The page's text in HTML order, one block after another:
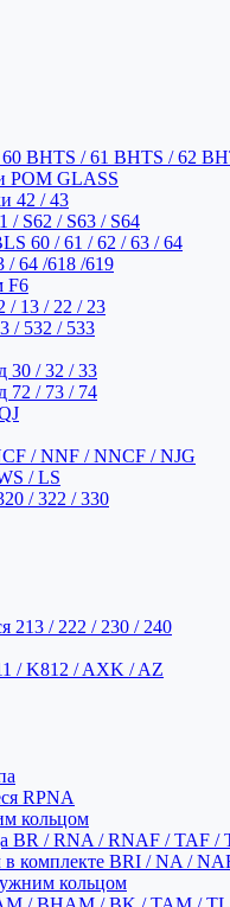
BHTS / 61 BHTS / 62
POM GLASS
42 / 43
S62 / S63 / S64
60 / 61 / 62 / 63 / 64
64 /618 /619
F6
/ 13 / 22 / 23
/ 532 / 533
30 / 32 / 33
72 / 73 / 74
/ NNF / NNCF / NJG
/ LS
/ 322 / 330
213 / 222 / 230 / 240
/ K812 / AXK / AZ
RPNA
кольцом
BR / RNA / RNAF / TAF /
комплекте BRI / NA /
кольцом